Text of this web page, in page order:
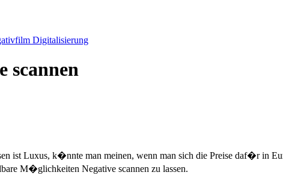
Digitalisierung
scannen
ist Luxus, k�nnte man meinen, wenn man sich die Preise daf�r in
M�glichkeiten Negative scannen zu lassen.